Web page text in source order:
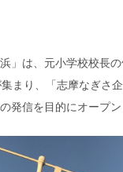
」は、元小学校校長
まり、「志摩なぎさ
発信を目的にオープン